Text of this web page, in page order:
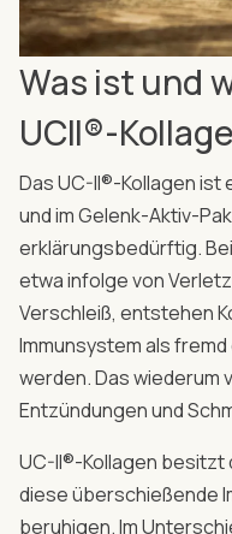
Was ist und
UCII®-
Das UC-II®-Kollagen ist
und im Gelenk-Aktiv-
erklärungsbedürftig.
etwa infolge von
Verschleiß, entstehen
Immunsystem als
werden. Das
Entzündungen und
UC-II®-Kollagen
diese überschießende
beruhigen. Im